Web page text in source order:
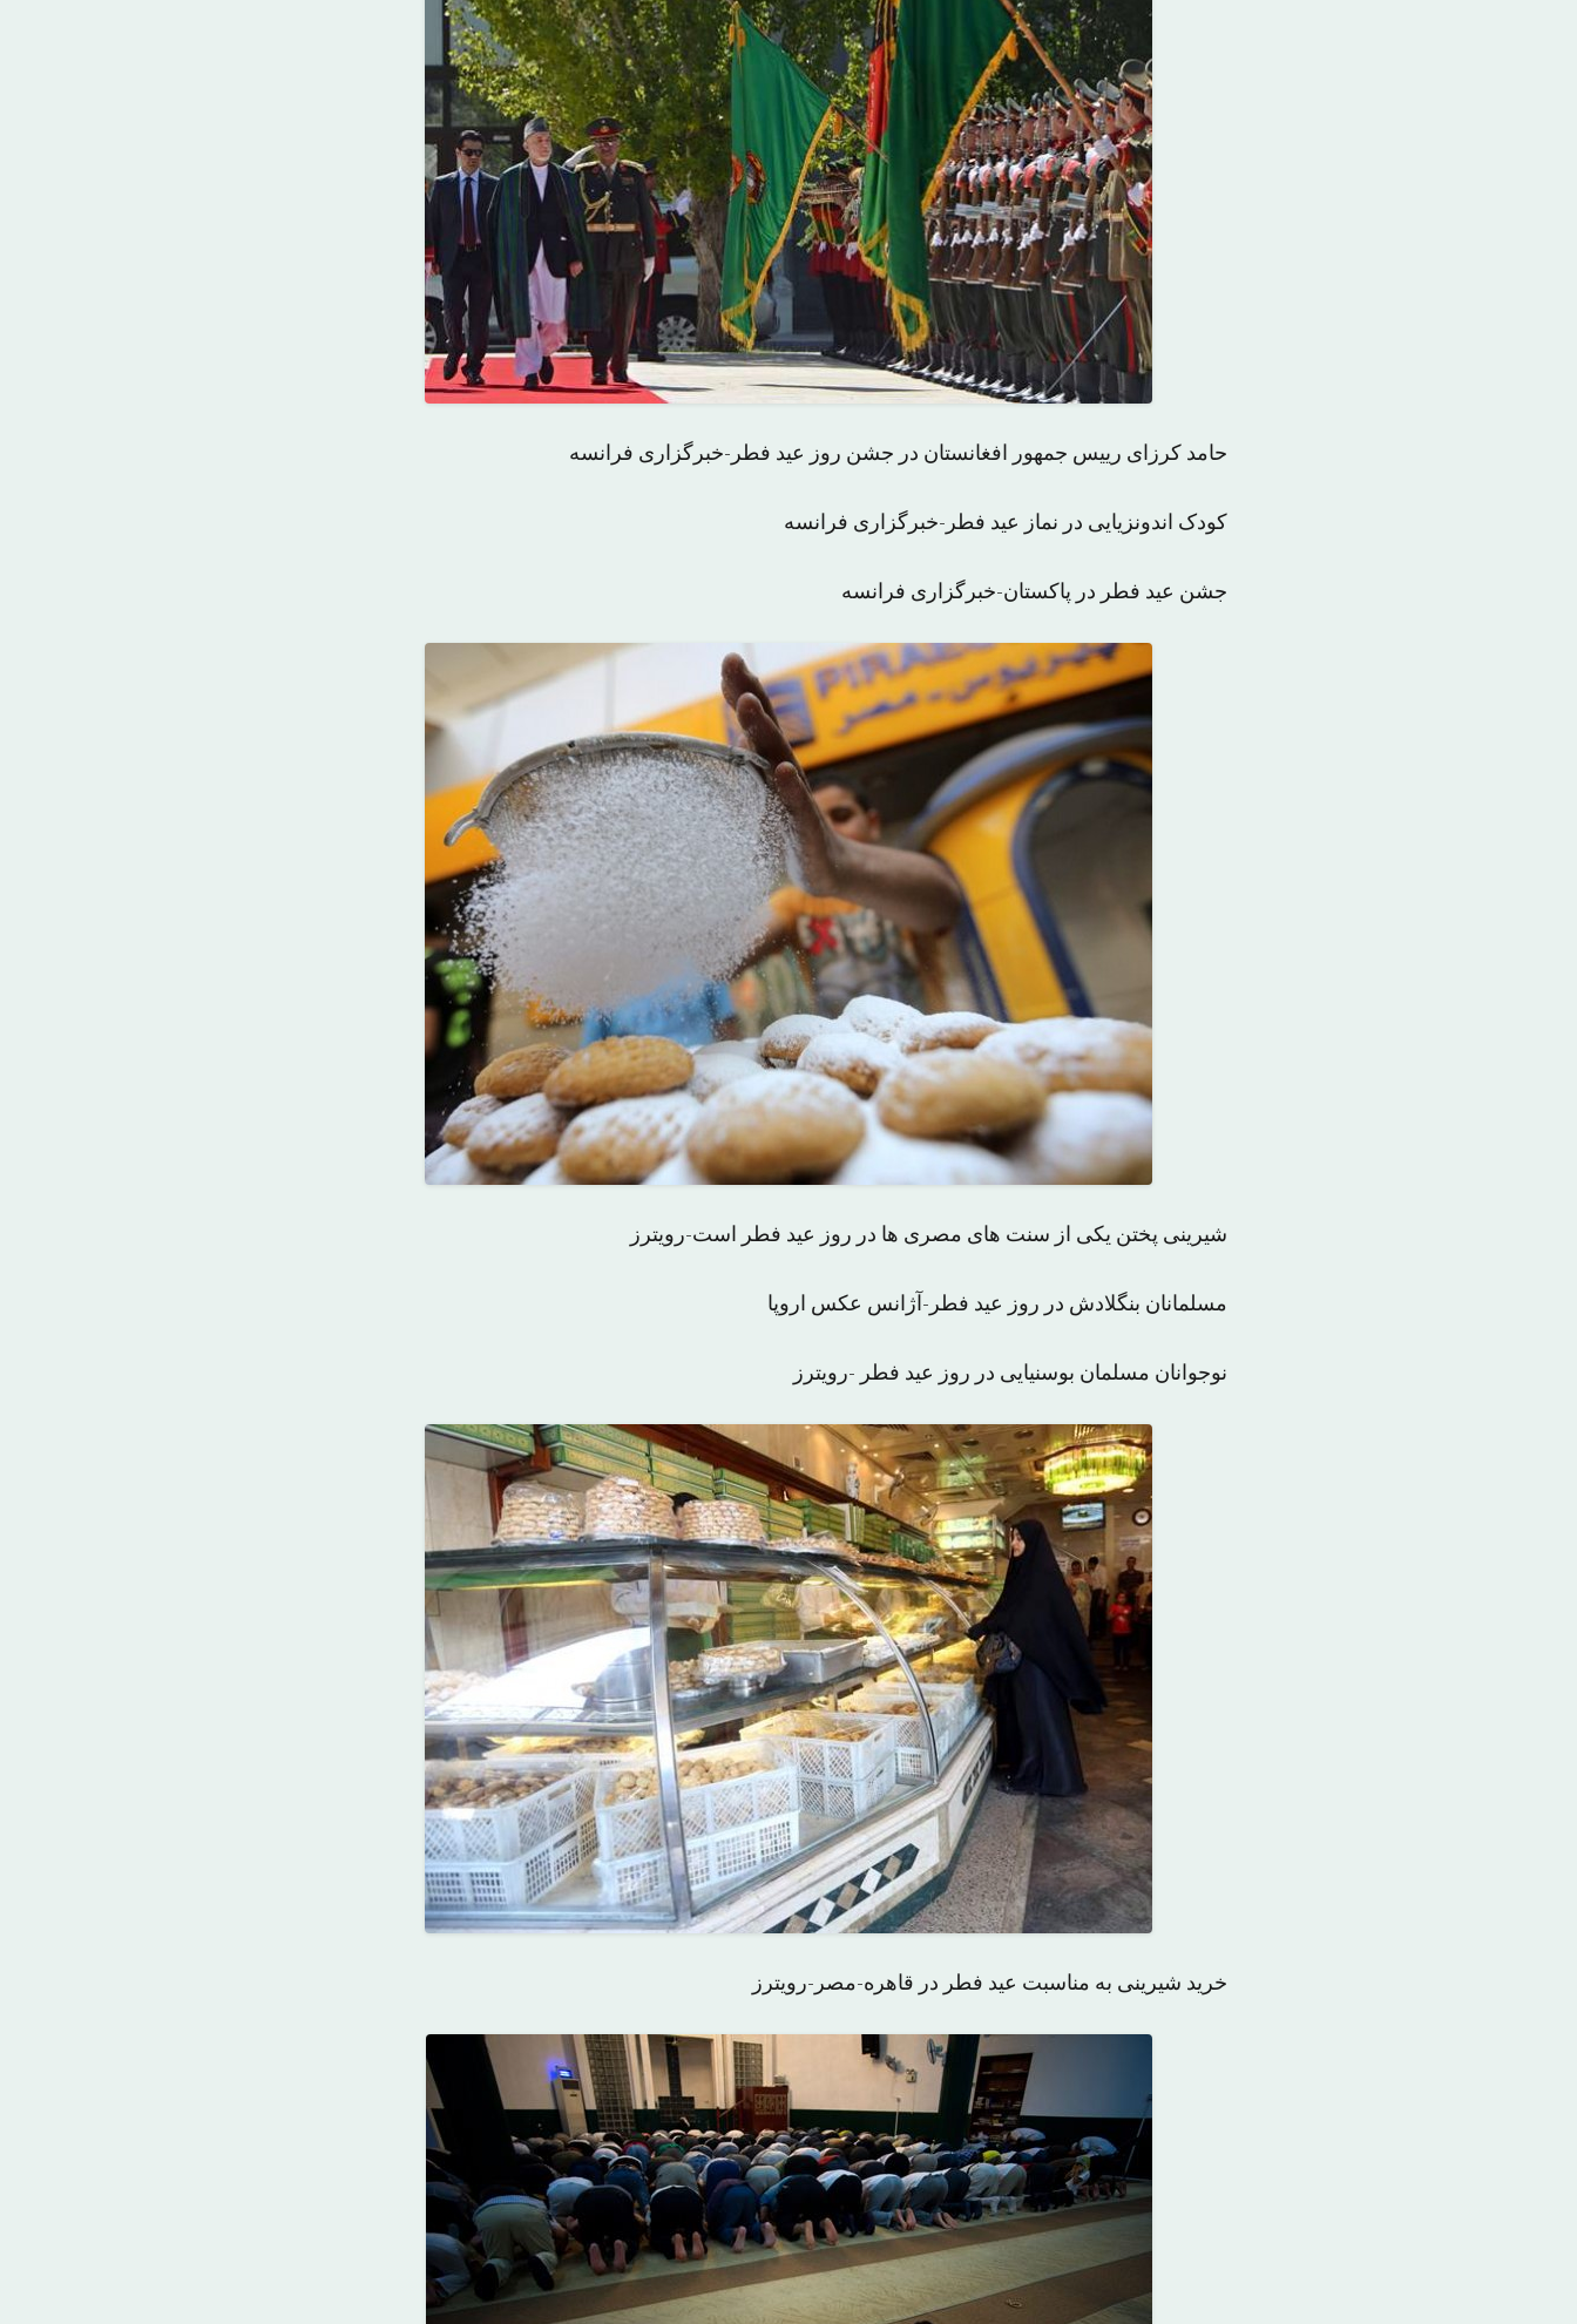
حامد کرزای رییس جمهور افغانستان در جشن روز عید فطر-خبرگزاری فرانسه
کودک اندونزیایی در نماز عید فطر-خبرگزاری فرانسه
جشن عید فطر در پاکستان-خبرگزاری فرانسه
شیرینی پختن یکی از سنت های مصری ها در روز عید فطر است-رویترز
مسلمانان بنگلادش در روز عید فطر-آژانس عکس اروپا
نوجوانان مسلمان بوسنیایی در روز عید فطر -رویترز
خرید شیرینی به مناسبت عید فطر در قاهره-مصر-رویترز